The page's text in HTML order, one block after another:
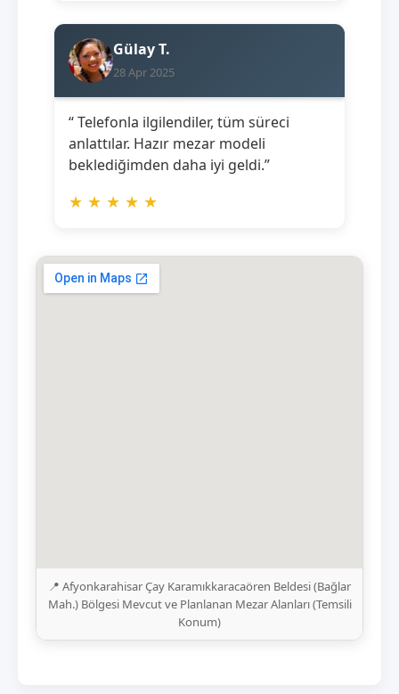
Gülay T.
28 Apr 2025
“ Telefonla ilgilendiler, tüm süreci
anlattılar. Hazır mezar modeli
beklediğimden daha iyi geldi.”
★ ★ ★ ★ ★
📍 Afyonkarahisar Çay Karamıkkaracaören Beldesi (Bağlar
Mah.) Bölgesi Mevcut ve Planlanan Mezar Alanları (Temsili
Konum)